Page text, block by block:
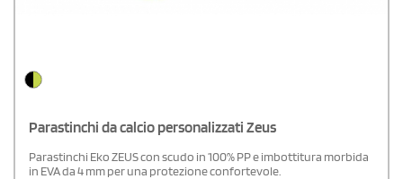
Parastinchi da calcio personalizzati Zeus
Parastinchi Eko ZEUS con scudo in 100% PP e imbottitura morbida
in EVA da 4 mm per una protezione confortevole.